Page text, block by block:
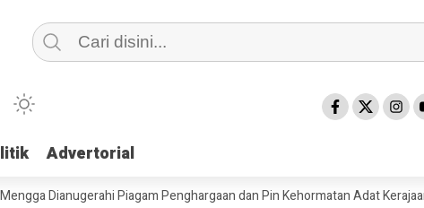
Advertorial
Advertorial
Piagam Penghargaan dan Pin Kehormatan Adat Kerajaan Balanipa